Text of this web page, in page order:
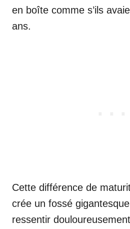
en boîte comme s’ils
ans.
Cette différence de
crée un fossé
ressentir